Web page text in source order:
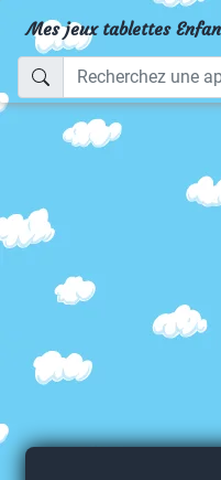
Mes jeux tablettes